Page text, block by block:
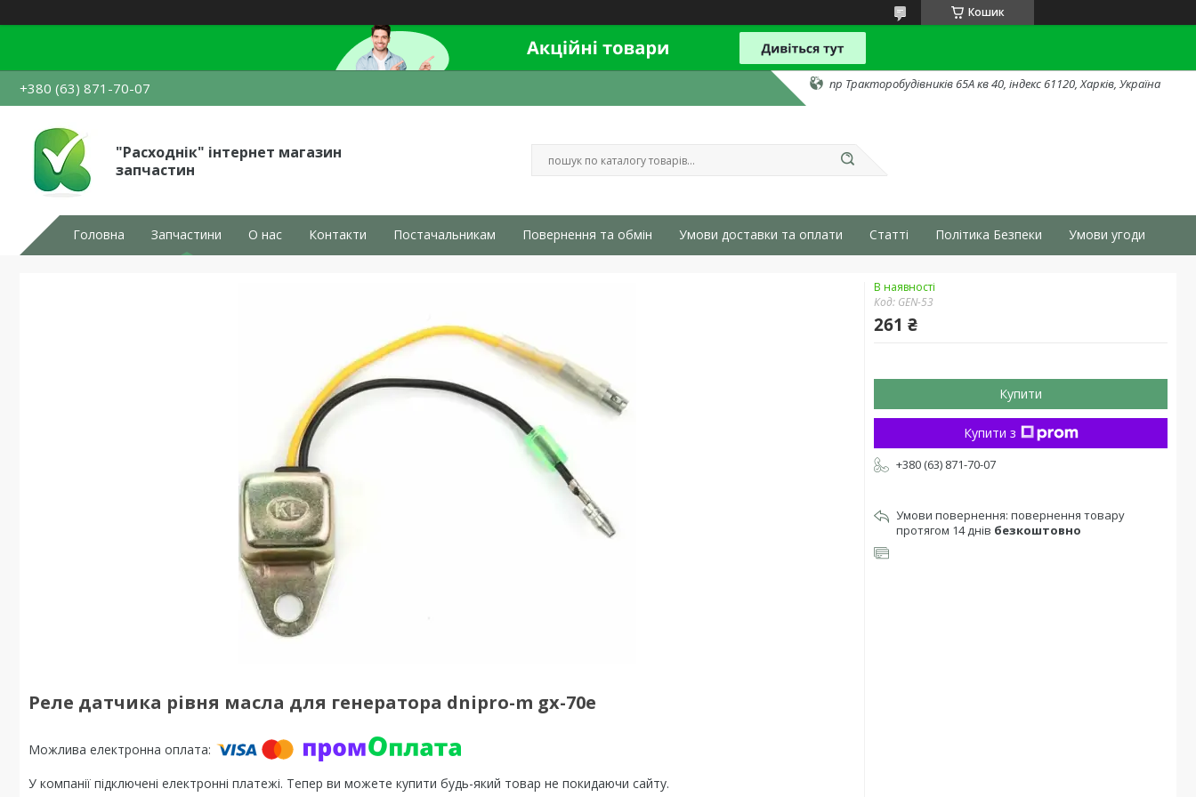
Кошик
+380 (63) 871-70-07 пр Тракторобудівників 65А кв 40, індекс 61120, Харків, Україна
"Расходнік" інтернет магазин
запчастин
Головна Запчастини О нас Контакти Постачальникам Повернення та обмін Умови доставки та оплати Статті Політика Безпеки Умови угоди
Реле датчика рівня масла для генератора dnipro-m gx-70e
У компанії підключені електронні платежі. Тепер ви можете купити будь-який товар не покидаючи сайту.
В наявності
Код: GEN-53
261 ₴
Купити
Купити з
+380 (63) 871-70-07
повернення товару
протягом 14 днів безкоштовно